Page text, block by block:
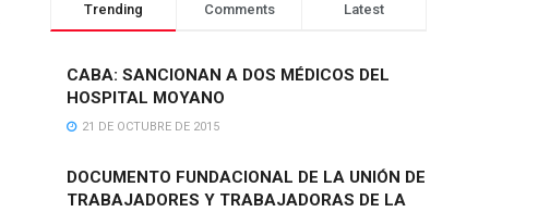
Trending Comments Latest
CABA: SANCIONAN A DOS MÉDICOS DEL
HOSPITAL MOYANO
21 DE OCTUBRE DE 2015
DOCUMENTO FUNDACIONAL DE LA UNIÓN DE
TRABAJADORES Y TRABAJADORAS DE LA